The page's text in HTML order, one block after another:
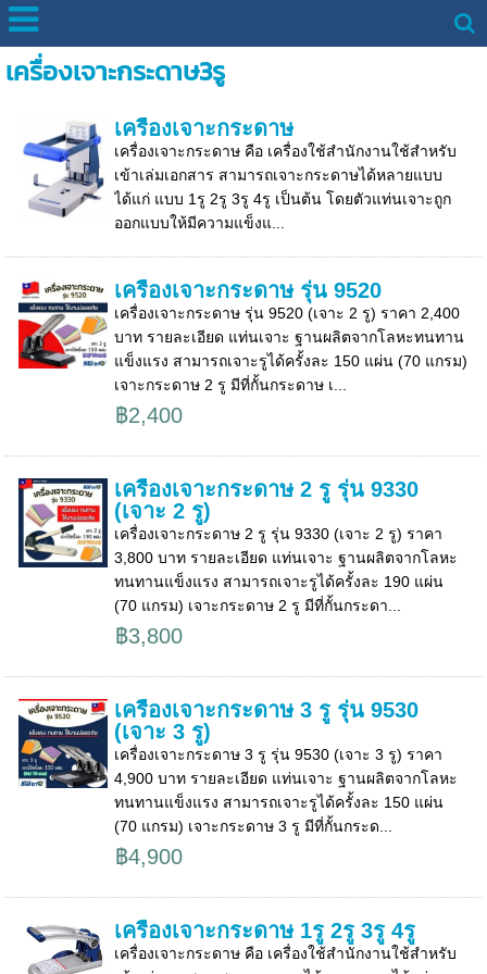
เครื่องเจาะกระดาษ3รู
เครื่องเจาะกระดาษ
เครื่องเจาะกระดาษ คือ เครื่องใช้สำนักงานใช้สำหรับ
เข้าเล่มเอกสาร สามารถเจาะกระดาษได้หลายแบบ
ได้แก่ แบบ 1รู 2รู 3รู 4รู เป็นต้น โดยตัวแท่นเจาะถูก
ออกแบบให้มีความแข็งแ...
เครื่องเจาะกระดาษ รุ่น 9520
เครื่องเจาะกระดาษ รุ่น 9520 (เจาะ 2 รู) ราคา 2,400
บาท รายละเอียด แท่นเจาะ ฐานผลิตจากโลหะทนทาน
แข็งแรง สามารถเจาะรูได้ครั้งละ 150 แผ่น (70 แกรม)
เจาะกระดาษ 2 รู มีที่กั้นกระดาษ เ...
฿2,400
เครื่องเจาะกระดาษ 2 รู รุ่น 9330
(เจาะ 2 รู)
เครื่องเจาะกระดาษ 2 รู รุ่น 9330 (เจาะ 2 รู) ราคา
3,800 บาท รายละเอียด แท่นเจาะ ฐานผลิตจากโลหะ
ทนทานแข็งแรง สามารถเจาะรูได้ครั้งละ 190 แผ่น
(70 แกรม) เจาะกระดาษ 2 รู มีที่กั้นกระดา...
฿3,800
เครื่องเจาะกระดาษ 3 รู รุ่น 9530
(เจาะ 3 รู)
เครื่องเจาะกระดาษ 3 รู รุ่น 9530 (เจาะ 3 รู) ราคา
4,900 บาท รายละเอียด แท่นเจาะ ฐานผลิตจากโลหะ
ทนทานแข็งแรง สามารถเจาะรูได้ครั้งละ 150 แผ่น
(70 แกรม) เจาะกระดาษ 3 รู มีที่กั้นกระด...
฿4,900
เครื่องเจาะกระดาษ 1รู 2รู 3รู 4รู
เครื่องเจาะกระดาษ คือ เครื่องใช้สำนักงานใช้สำหรับ